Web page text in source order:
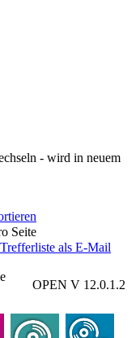
- wird in neuem
Seite
Trefferliste als E-Mail
OPEN V 12.0.1.2